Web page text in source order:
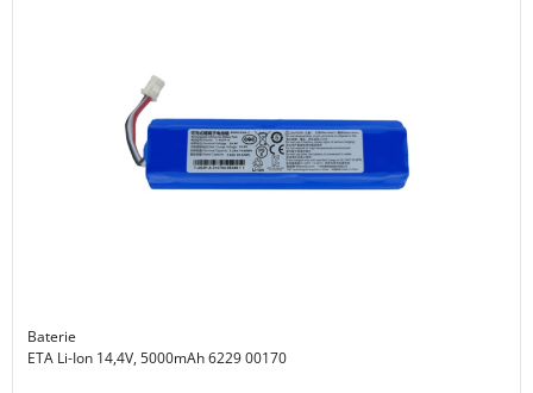
Baterie
ETA Li-Ion 14,4V, 5000mAh 6229 00170